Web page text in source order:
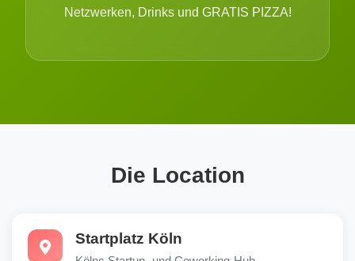
Netzwerken, Drinks und GRATIS PIZZA!
Die Location
Startplatz Köln